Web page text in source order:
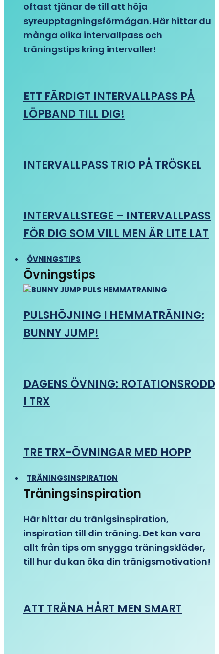
oftast tjänar de till att höja
syreupptagningsförmågan. Här hittar du
många olika intervallpass och
träningstips kring intervaller!
ETT FÄRDIGT INTERVALLPASS PÅ
LÖPBAND TILL DIG!
INTERVALLPASS TRIO PÅ TRÖSKEL
INTERVALLSTEGE – INTERVALLPASS
FÖR DIG SOM VILL MEN ÄR LITE LAT
ÖVNINGSTIPS
Övningstips
PULSHÖJNING I HEMMATRÄNING:
BUNNY JUMP!
DAGENS ÖVNING: ROTATIONSRODD
I TRX
TRE TRX-ÖVNINGAR MED HOPP
TRÄNINGSINSPIRATION
Träningsinspiration
Här hittar du tränigsinspiration,
inspiration till din träning. Det kan vara
allt från tips om snygga träningskläder,
till hur du kan öka din tränigsmotivation!
ATT TRÄNA HÅRT MEN SMART